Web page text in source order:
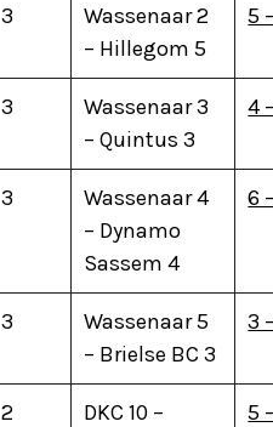
3
Wassenaar 2
– Hillegom 5
5
3
Wassenaar 3
– Quintus 3
4
3
Wassenaar 4
– Dynamo
Sassem 4
6
3
Wassenaar 5
– Brielse BC 3
3
2
DKC 10 –
5